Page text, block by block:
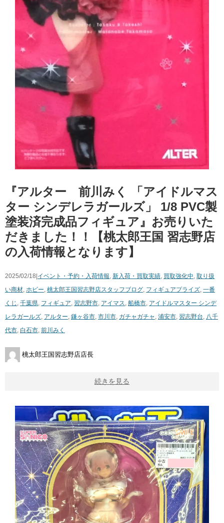
『アルター 前川みく ​「アイドルマス
ター ​シンデレラガールズ」 ​1/8 ​PVC製
塗装済完成品フィギュア』お売りいた
だきました！！【桃太郎王国 習志野店
の入荷情報となります】
2025/02/18|イベント・予約・入荷情報, 新入荷・買取実績, 買取強化中, 取り扱
い商材, ホビー, 桃太郎王国習志野店スタッフブログ, フィギュアプライズ, 一番
くじ , 千葉県, フィギュア, 習志野市, アイマス, 船橋市, アイドルマスター ​シンデ
レラガールズ, アルター, 鎌ヶ谷市, 市川市, ガチャガチャ , 浦安市, 習志野台, 八千
代市, 白石市, 前川みく
桃太郎王国習志野店店長
続きを見る